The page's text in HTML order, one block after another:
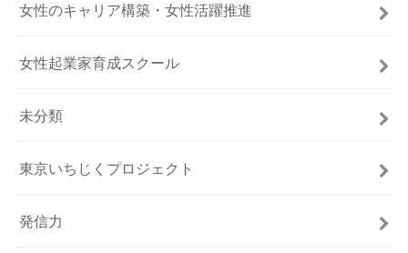
女性のキャリア構築・女性活躍推進
女性起業家育成スクール
未分類
東京いちじくプロジェクト
発信力